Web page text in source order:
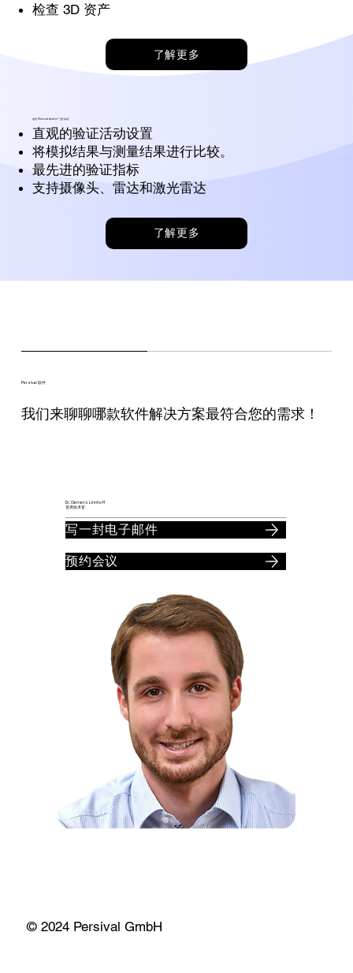
检查 3D 资产
了解更多
使用 Persival Avelon™ 进行验证
直观的验证活动设置
将模拟结果与测量结果进行比较。
最先进的验证指标
支持摄像头、雷达和激光雷达
了解更多
Persival 软件
我们来聊聊哪款软件解决方案最符合您的需求！
Dr. Clemens Linnhoff
首席技术官
写一封电子邮件
预约会议
© 2024 Persival GmbH